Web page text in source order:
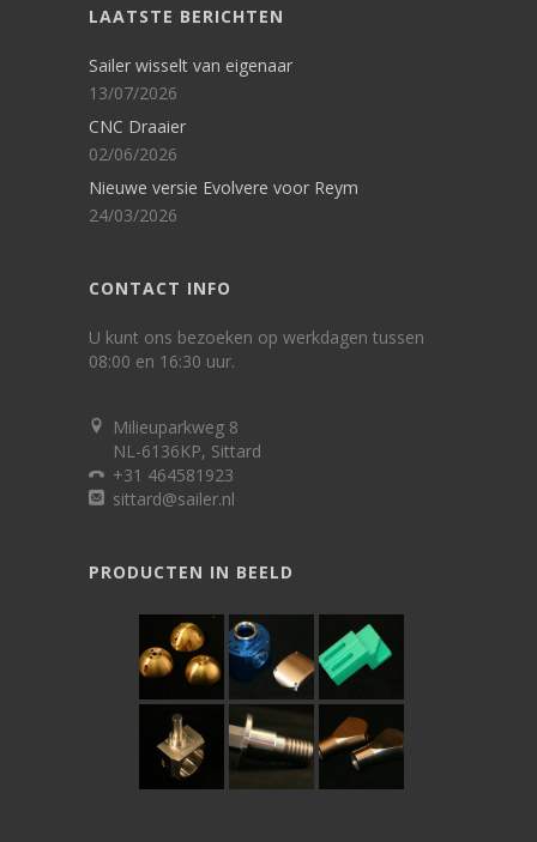
LAATSTE BERICHTEN
Sailer wisselt van eigenaar
13/07/2026
CNC Draaier
02/06/2026
Nieuwe versie Evolvere voor Reym
24/03/2026
CONTACT INFO
U kunt ons bezoeken op werkdagen tussen
08:00 en 16:30 uur.
Milieuparkweg 8
NL-6136KP, Sittard
+31 464581923
sittard@sailer.nl
PRODUCTEN IN BEELD